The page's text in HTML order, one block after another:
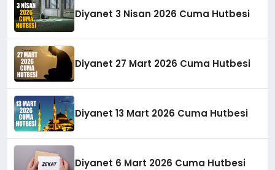
Diyanet 3 Nisan 2026 Cuma Hutbesi
Diyanet 27 Mart 2026 Cuma Hutbesi
Diyanet 13 Mart 2026 Cuma Hutbesi
Diyanet 6 Mart 2026 Cuma Hutbesi